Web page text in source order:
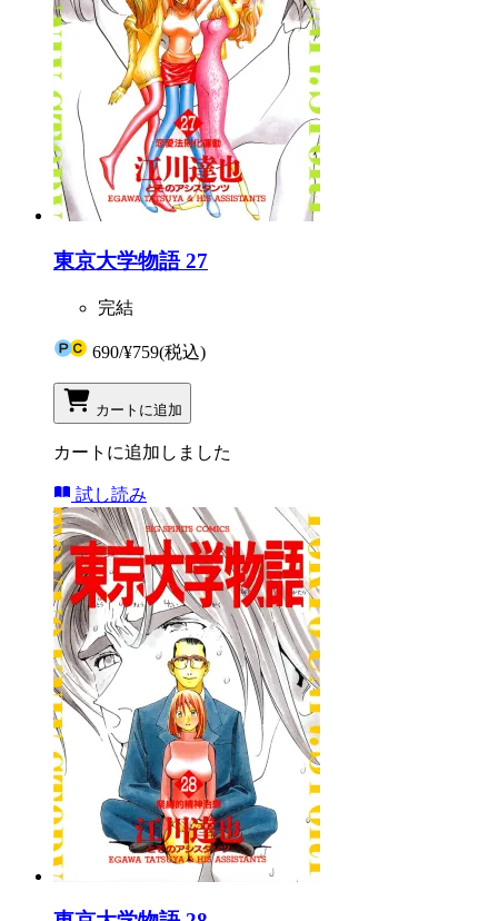
東京大学物語 27
完結
690/¥759(税込)
カートに追加
カートに追加しました
試し読み